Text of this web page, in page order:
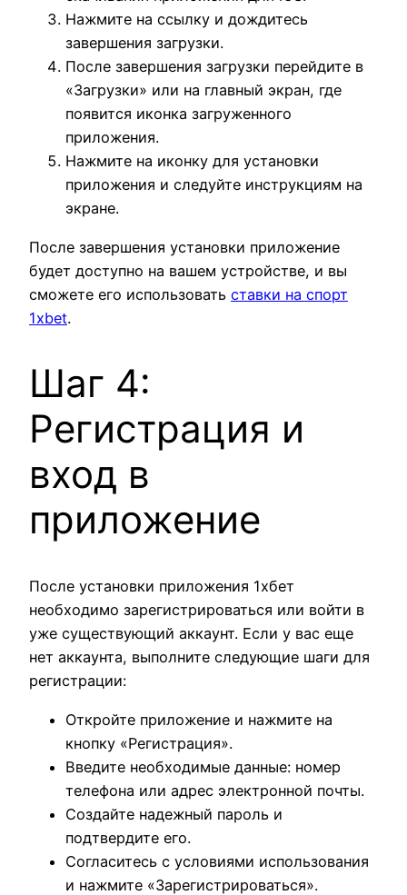
Нажмите на ссылку и дождитесь
завершения загрузки.
После завершения загрузки перейдите в
«Загрузки» или на главный экран, где
появится иконка загруженного
приложения.
Нажмите на иконку для установки
приложения и следуйте инструкциям на
экране.
После завершения установки приложение
будет доступно на вашем устройстве, и вы
сможете его использовать ставки на спорт
1xbet.
Шаг 4:
Регистрация и
вход в
приложение
После установки приложения 1хбет
необходимо зарегистрироваться или войти в
уже существующий аккаунт. Если у вас еще
нет аккаунта, выполните следующие шаги для
регистрации:
Откройте приложение и нажмите на
кнопку «Регистрация».
Введите необходимые данные: номер
телефона или адрес электронной почты.
Создайте надежный пароль и
подтвердите его.
Согласитесь с условиями использования
и нажмите «Зарегистрироваться».